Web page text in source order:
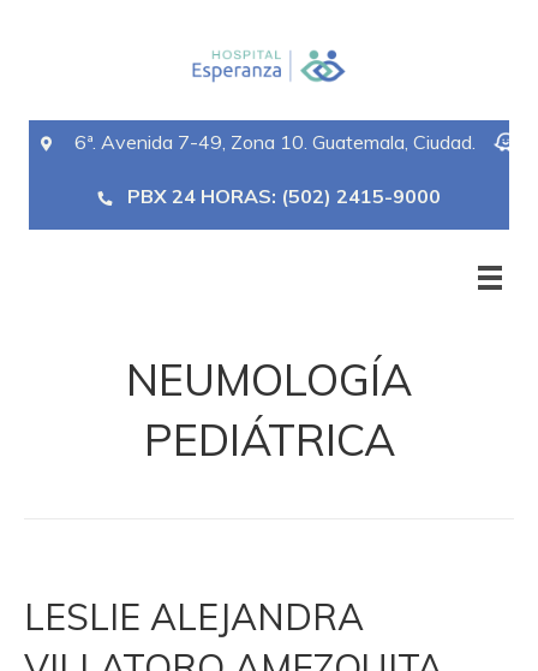
6ª. Avenida 7-49, Zona 10. Guatemala, Ciudad.
PBX 24 HORAS: (502) 2415-9000
NEUMOLOGÍA
PEDIÁTRICA
LESLIE ALEJANDRA